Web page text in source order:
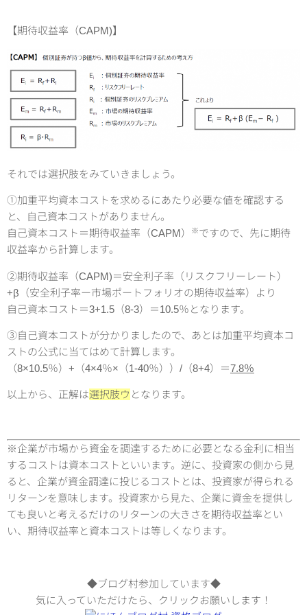
【期待収益率（CAPM)】
それでは選択肢をみていきましょう。
①加重平均資本コストを求めるにあたり必要な値を確認する
と、自己資本コストがありません。
自己資本コスト＝期待収益率（CAPM）
※ですので、先に期待
収益率から計算します。
②期待収益率（CAPM)＝安全利子率（リスクフリーレート）
+β（安全利子率ー市場ポートフォリオの期待収益率）より
自己資本コスト＝3+1.5（8-3）＝10.5％となります。
③自己資本コストが分かりましたので、あとは加重平均資本コ
ストの公式に当てはめて計算します。
（8×10.5％）+（4×4％×（1-40％））/（8+4）＝7.8％
以上から、正解は選択肢ウ となります。
※企業が市場から資金を調達するために必要となる金利に相当
するコストは資本コストといいます。逆に、投資家の側から見
ると、企業が資金調達に投じるコストとは、投資家が得られる
リターンを意味します。投資家から見た、企業に資金を提供し
ても良いと考えるだけのリターンの大きさを期待収益率とい
い、期待収益率と資本コストは等しくなります。
◆ブログ村参加しています◆
気に入っていただけたら、クリックお願いします！